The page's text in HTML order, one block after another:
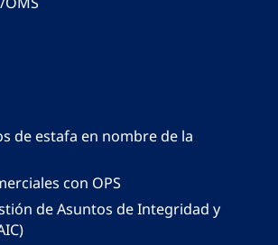
de estafa en nombre de la
con OPS
de Asuntos de Integridad y